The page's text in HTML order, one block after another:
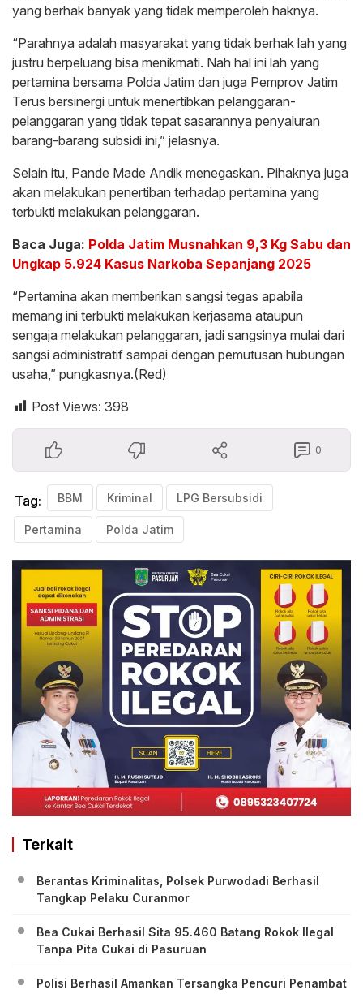
yang berhak banyak yang tidak memperoleh haknya.
“Parahnya adalah masyarakat yang tidak berhak lah yang
justru berpeluang bisa menikmati. Nah hal ini lah yang
pertamina bersama Polda Jatim dan juga Pemprov Jatim
Terus bersinergi untuk menertibkan pelanggaran-
pelanggaran yang tidak tepat sasarannya penyaluran
barang-barang subsidi ini,” jelasnya.
Selain itu, Pande Made Andik menegaskan. Pihaknya juga
akan melakukan penertiban terhadap pertamina yang
terbukti melakukan pelanggaran.
Baca Juga: Polda Jatim Musnahkan 9,3 Kg Sabu dan
Ungkap 5.924 Kasus Narkoba Sepanjang 2025
“Pertamina akan memberikan sangsi tegas apabila
memang ini terbukti melakukan kerjasama ataupun
sengaja melakukan pelanggaran, jadi sangsinya mulai dari
sangsi administratif sampai dengan pemutusan hubungan
usaha,” pungkasnya.(Red)
Post Views: 398
0
Tag: BBM Kriminal LPG Bersubsidi
Pertamina Polda Jatim
Terkait
Berantas Kriminalitas, Polsek Purwodadi Berhasil
Tangkap Pelaku Curanmor
Bea Cukai Berhasil Sita 95.460 Batang Rokok Ilegal
Tanpa Pita Cukai di Pasuruan
Polisi Berhasil Amankan Tersangka Pencuri Penambat